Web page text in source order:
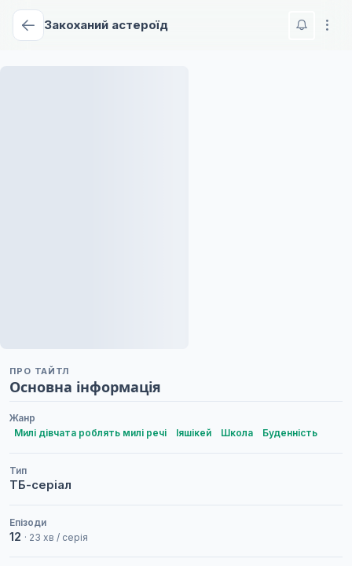
Закоханий астероїд
ПРО ТАЙТЛ
Основна інформація
Жанр
Милі дівчата роблять милі речі
Іяшікей Школа Буденність
Тип
ТБ-серіал
Епізоди
12 · 23 хв / серія